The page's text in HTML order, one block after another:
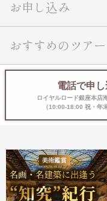
お申し込み
おすすめのツアー
電話で申
ロイヤルロード銀座本店
（10:00-18:00 祝・年